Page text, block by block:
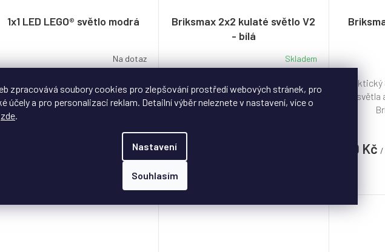
zpracovává soubory cookies pro zlepšování prostředí webových stránek, pro
účely a pro personalizaci reklam. Detailní výběr neleznete v nastavení, více o
zde.
Nastavení
Souhlasím
1x1 LED LEGO® světlo modrá
Na dotaz
DETAIL
s LED světlem, které jsou
zakončené USB.
Briksmax 2x2 kulaté světlo V2
- bílá
Skladem
259 Kč
libovolné LEGO® stavebnice, vhodné
pro individuální osvětlení budov,...
319 Kč /
světla